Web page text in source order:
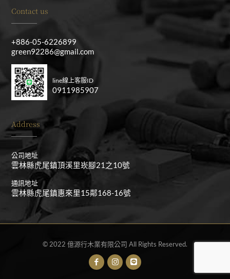
Contact us
+886-05-6226899
green92286@gmail.com
line線上客服ID
0911985907
Address
公司地址
雲林縣虎尾鎮頂溪里崁腳21之10號
通訊地址
雲林縣虎尾鎮惠來里15鄰168-16號
© 2022 億源行木業有限公司 All Rights Reserved.